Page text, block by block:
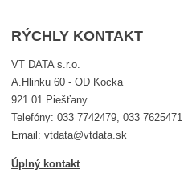
RÝCHLY KONTAKT
VT DATA s.r.o.
A.Hlinku 60 - OD Kocka
921 01 Piešťany
Telefóny: 033 7742479, 033 7625471
Email: vtdata@vtdata.sk
Úplný kontakt